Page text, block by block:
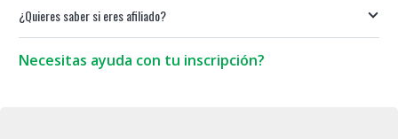
¿Quieres saber si eres afiliado?
Necesitas ayuda con tu inscripción?